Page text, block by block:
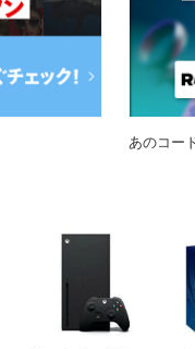
あのコー